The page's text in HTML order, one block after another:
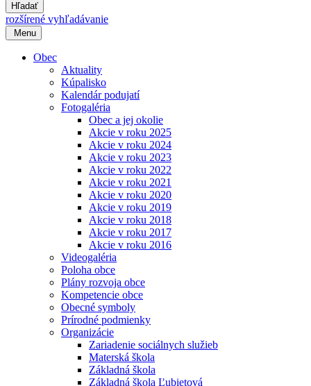
Hľadať
rozšírené vyhľadávanie
Menu
Obec
Aktuality
Kúpalisko
Kalendár podujatí
Fotogaléria
Obec a jej okolie
Akcie v roku 2025
Akcie v roku 2024
Akcie v roku 2023
Akcie v roku 2022
Akcie v roku 2021
Akcie v roku 2020
Akcie v roku 2019
Akcie v roku 2018
Akcie v roku 2017
Akcie v roku 2016
Videogaléria
Poloha obce
Plány rozvoja obce
Kompetencie obce
Obecné symboly
Prírodné podmienky
Organizácie
Zariadenie sociálnych služieb
Materská škola
Základná škola
Základná škola Ľubietová